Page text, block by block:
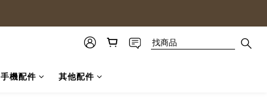
手機配件 其他配件